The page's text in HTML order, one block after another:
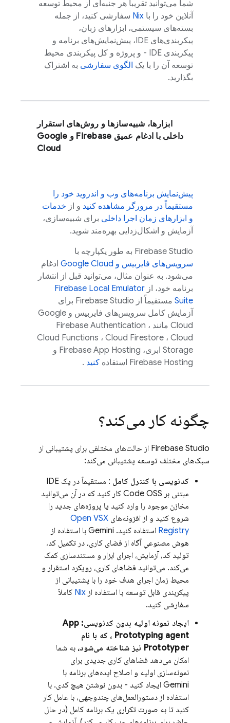
شما می‌توانید تقریباً هر جنبه‌ای از محیط توسعه
آنلاین خود را با Nix سفارشی کنید، از جمله
بسته‌های سیستمی، ابزارهای زبان،
پیکربندی‌های IDE، پیش‌نمایش‌های برنامه و
پیکربندی IDE - و پروژه و کل پیکربندی محیط
توسعه آن را با یک الگوی سفارشی به اشتراک
بگذارید.
ابزارها، شبیه‌سازها و روش‌های استقرار
داخلی با ادغام عمیق Firebase و
Google
Cloud
پیش‌نمایش برنامه‌های وب و اندروید خود را
مستقیماً در مرورگر مشاهده کنید و از خدمات
و ابزارهای زمان اجرا داخلی برای شبیه‌سازی،
آزمایش و اشکال‌زدایی بهره‌مند شوید.
Firebase Studio به طور یکپارچه با
سرویس‌های فایربیس و Google Cloud ادغام
می‌شود. به عنوان مثال، می‌توانید قبل از انتشار
برنامه خود، از Firebase Local Emulator
Suite مستقیماً از Firebase Studio برای
آزمایش کامل سرویس‌های فایربیس و Google
Cloud مانند Firebase Authentication ،
Cloud Functions ، Cloud Firestore ، Cloud
Storage ابری، Firebase App Hosting و
Firebase Hosting استفاده کنید .
چگونه کار می‌کند؟
Firebase Studio از حالت‌های مختلفی برای پشتیبانی از
سبک‌های مختلف توسعه پشتیبانی می‌کند:
کدنویسی با کنترل کامل
: مستقیماً در یک IDE
مبتنی بر Code OSS کار کنید که در آن می‌توانید
مخازن موجود را وارد کنید یا پروژه‌های جدید را
شروع کنید و از افزونه‌های Open VSX
Registry استفاده کنید. Gemini با استفاده از
هوش مصنوعیِ آگاه از فضای کاری، در تکمیل کد،
تولید کد، آزمایش، اجرای ابزار و مستندسازی کمک
می‌کند. می‌توانید فضاهای کاری، رویکرد استقرار و
محیط زمان اجرای هدف خود را با پشتیبانی از
پیکربندی قابل توسعه با استفاده از Nix کاملاً
سفارشی کنید.
ایجاد نمونه اولیه بدون کدنویسی: App
Prototyping agent ، که با نام
Prototyper نیز شناخته می‌شود، به شما
امکان می‌دهد فضاهای کاری جدیدی برای
نمونه‌سازی اولیه و اصلاح ایده‌های برنامه با
Gemini ایجاد کنید - بدون نوشتن هیچ کدی. با
استفاده از دستورالعمل‌های چندوجهی، با عامل کار
کنید تا به صورت تکراری یک برنامه کامل (در حال